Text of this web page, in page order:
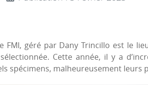
FMI, géré par Dany Trincillo est le
Cette année, il y a
spécimens, malheureusement